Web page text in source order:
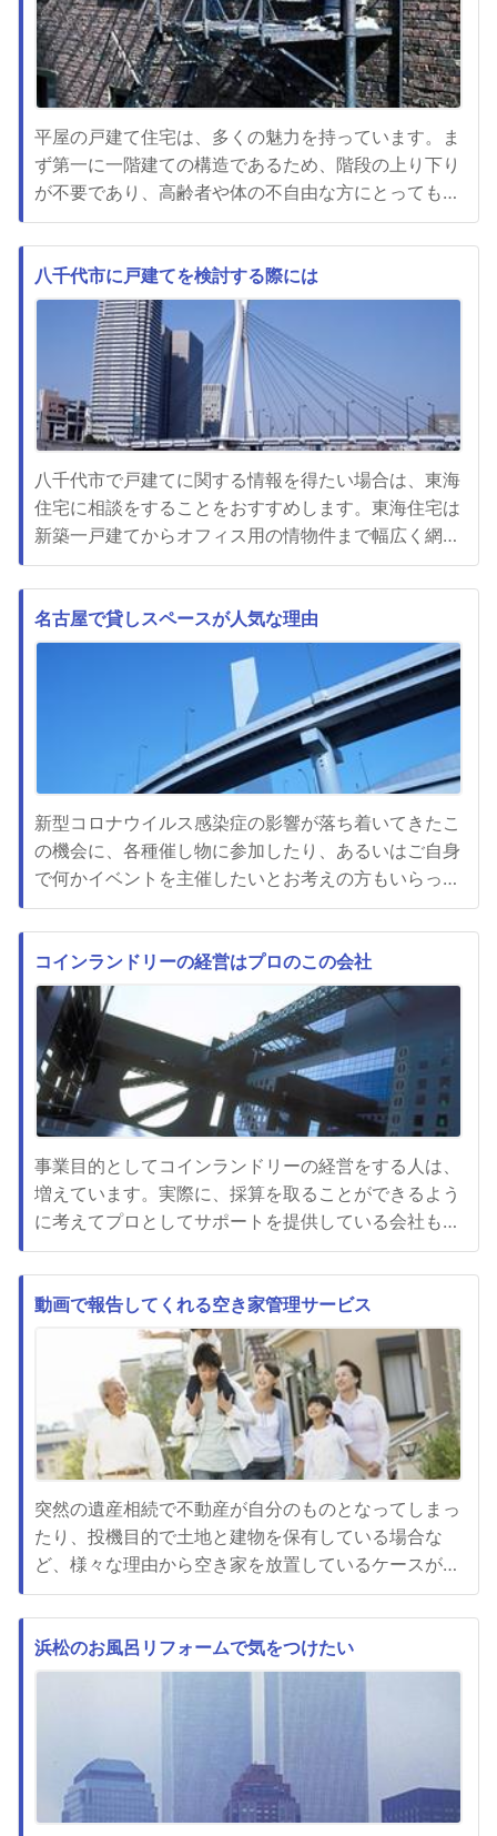
平屋の戸建て住宅は、多くの魅力を持っています。ま
ず第一に一階建ての構造であるため、階段の上り下り
が不要であり、高齢者や体の不自由な方にとっても非
常に利便性が高いです。家族の一体感を高めるため、
各部屋が一つのフロアに配置されているため、家族の
コミュニケーションが促進されます。平屋の住宅は、
庭や広々としたスペースを取ることができるため、自
然との調和を図ることがで...
八千代市に戸建てを検討する際には
八千代市で戸建てに関する情報を得たい場合は、東海
住宅に相談をすることをおすすめします。東海住宅は
新築一戸建てからオフィス用の情物件まで幅広く網羅
しているので、物件に関する情報が豊富です。東海住
宅に住まいに関する相談をすると、全力でサポートし
てくれます。住宅を買う場合も相談できますし、売却
したい時も相談できます。相談するとお客さんに対し
て親身になってくれますし...
名古屋で貸しスペースが人気な理由
新型コロナウイルス感染症の影響が落ち着いてきたこ
の機会に、各種催し物に参加したり、あるいはご自身
で何かイベントを主催したいとお考えの方もいらっし
ゃるのではないでしょうか。イベントと言っても、何
も何百人、何千人規模の大規模なものだけではなく、
十人程度の気の合う友人や仲間との集まりも楽しいも
のです。コロナ禍で大勢での集まりから遠のいていた
という方は、そのちょっと...
コインランドリーの経営はプロのこの会社
事業目的としてコインランドリーの経営をする人は、
増えています。実際に、採算を取ることができるよう
に考えてプロとしてサポートを提供している会社も存
在するくらいなので、きちんと継続的な利益を設けら
れるようになっています。この会社に相談すれば、プ
ロの観点からコインランドリーの経営を行っていくこ
とができますので安心して任せられます。従来まで、
こういったものは自宅の延...
動画で報告してくれる空き家管理サービス
突然の遺産相続で不動産が自分のものとなってしまっ
たり、投機目的で土地と建物を保有している場合な
ど、様々な理由から空き家を放置しているケースがあ
りますが、法改正や条例などが制定されこれまでのよ
うには行かなくなってきました。放置しておくことで
老朽化による倒壊や、ごみの不法投棄によって悪臭を
放つなどの問題が発生した場合、罰則が科せられてし
浜松のお風呂リフォームで気をつけたい